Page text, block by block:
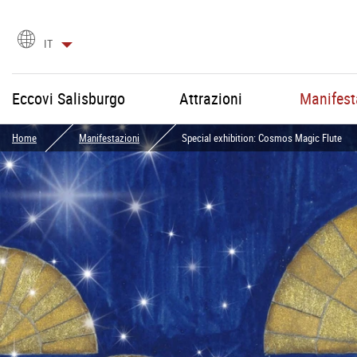
Scegli
lingua
IT
Eccovi Salisburgo Attrazioni
Home Manifestazioni Special exhibition: Cosmos Magic Flute